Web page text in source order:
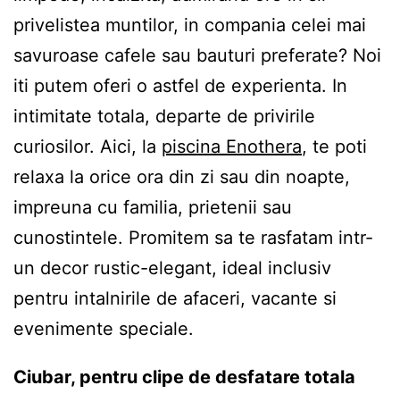
privelistea muntilor, in compania celei mai
savuroase cafele sau bauturi preferate? Noi
iti putem oferi o astfel de experienta. In
intimitate totala, departe de privirile
curiosilor. Aici, la piscina Enothera, te poti
relaxa la orice ora din zi sau din noapte,
impreuna cu familia, prietenii sau
cunostintele. Promitem sa te rasfatam intr-
un decor rustic-elegant, ideal inclusiv
pentru intalnirile de afaceri, vacante si
evenimente speciale.
Ciubar, pentru clipe de desfatare totala